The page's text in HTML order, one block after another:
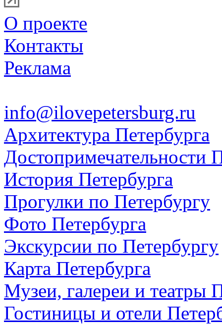
О проекте
Контакты
Реклама
info@ilovepetersburg.ru
Архитектура Петербурга
Достопримечательности
История Петербурга
Прогулки по Петербургу
Фото Петербурга
Экскурсии по Петербургу
Карта Петербурга
Музеи, галереи и театры
Гостиницы и отели